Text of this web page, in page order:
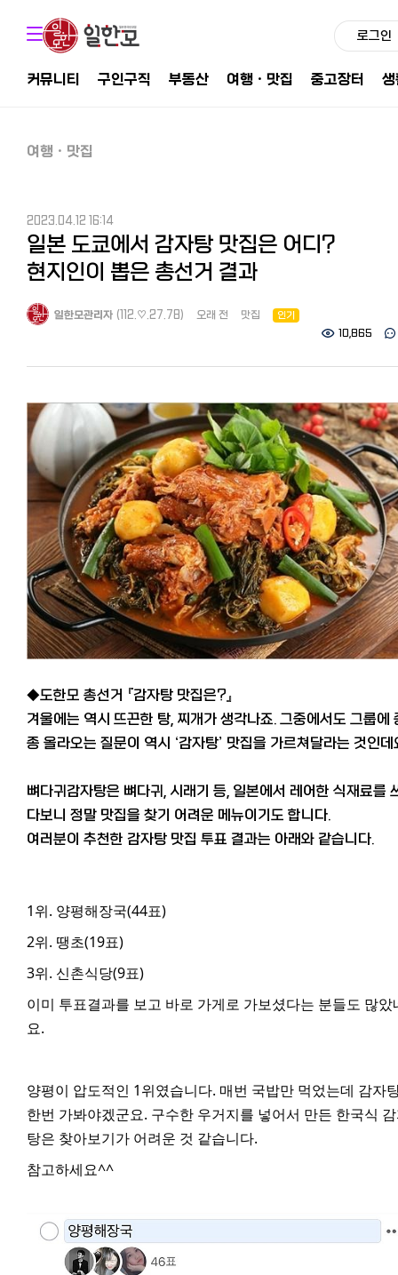
로그인
커뮤니티 구인구직 부동산 여행ㆍ맛집 중고장터
여행ㆍ맛집
2023.04.12 16:14
일본 도쿄에서 감자탕 맛집은 어디?
현지인이 뽑은 총선거 결과
일한모관리자 (112.♡.27.78) 오래 전 맛집
인기
10,865
◆도한모 총선거 『감자탕 맛집은?』
겨울에는 역시 뜨끈한 탕, 찌개가 생각나죠. 그중에서도 그룹에
종 올라오는 질문이 역시 ‘감자탕’ 맛집을 가르쳐달라는 것인
뼈다귀감자탕은 뼈다귀, 시래기 등, 일본에서 레어한 식재료를
다보니 정말 맛집을 찾기 어려운 메뉴이기도 합니다.
여러분이 추천한 감자탕 맛집 투표 결과는 아래와 같습니다.
1위. 양평해장국(44표)
2위. 땡초(19표)
3위. 신촌식당(9표)
이미 투표결과를 보고 바로 가게로 가보셨다는 분들도 많았
요.
양평이 압도적인 1위였습니다. 매번 국밥만 먹었는데 감자
한번 가봐야겠군요. 구수한 우거지를 넣어서 만든 한국식
탕은 찾아보기가 어려운 것 같습니다.
참고하세요^^